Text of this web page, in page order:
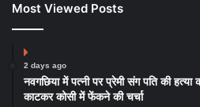
Most Viewed Posts
2 days ago
नवगछिया में पत्नी पर प्रेमी संग पति की
काटकर कोसी में फेंकने की चर्चा